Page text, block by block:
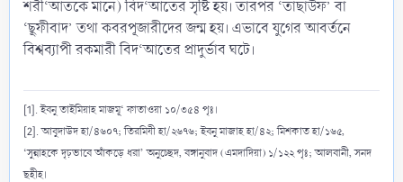
শরী‘আতকে মানে) বিদ‘আতের সৃষ্টি হয়। তারপর ‘তাছাউফ’ বা
‘ছূফীবাদ’ তথা কবরপূজারীদের জন্ম হয়। এভাবে যুগের আবর্তনে
বিশ্বব্যাপী রকমারী বিদ‘আতের প্রাদুর্ভাব ঘটে।
[1]. ইবনু তাইমিয়াহ মাজমূ‘ ফাতাওয়া ১০/৩৫৪ পৃঃ।
[2]. আবুদাউদ হা/৪৬০৭; তিরমিযী হা/২৬৭৬; ইবনু মাজাহ হা/৪২; মিশকাত হা/১৬৫,
‘সুন্নাহকে দৃঢ়ভাবে আঁকড়ে ধরা’ অনুচ্ছেদ, বঙ্গানুবাদ (এমদাদিয়া) ১/১২২ পৃঃ; আলবানী, সনদ
ছহীহ।